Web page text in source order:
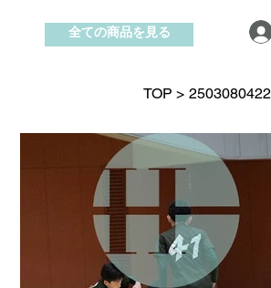
全ての商品を見る
TOP > 2503080422